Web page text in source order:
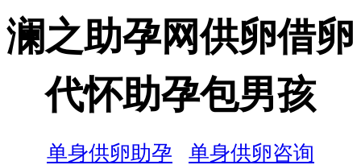
澜之助孕网供卵借卵
代怀助孕包男孩
单身供卵助孕
单身供卵咨询